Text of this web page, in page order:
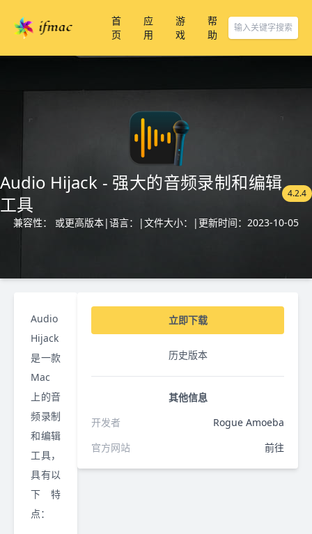
首
页
应
用
游
戏
帮
助
Audio Hijack - 强大的音频录制和编辑
工具
4.2.4
兼容性： 或更高版本|语言： |文件大小： | 更新时间：2023-10-05
Audio
Hijack
是一款
Mac
上的音
频录制
和编辑
工具，
具有以
下特
点：
立即下载
历史版本
其他信息
开发者
Rogue Amoeba
官方网站
前往